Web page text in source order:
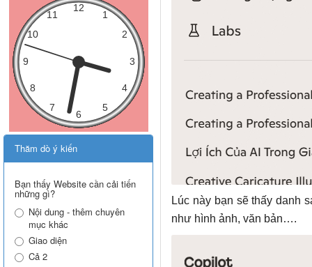
Lúc này bạn sẽ thấy danh
như hình ảnh, văn bản….
Thăm dò ý kiến
Bạn thấy Website cần cải tiến
những gì?
Nội dung - thêm chuyên
mục khác
Giao diện
Cả 2